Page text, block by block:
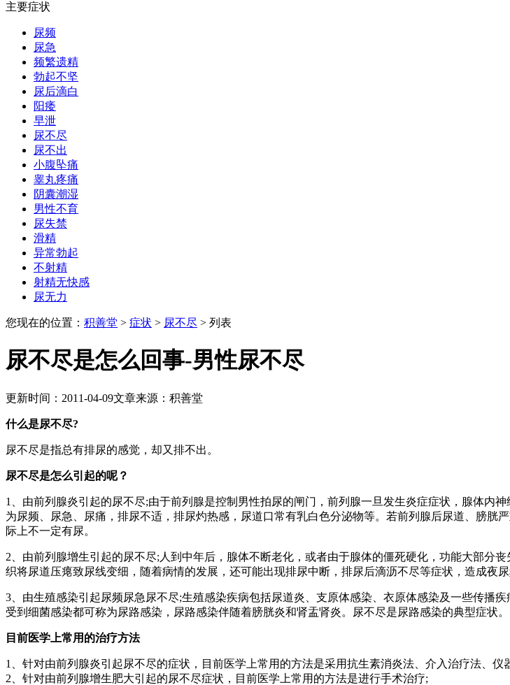
主要症状
尿频
尿急
频繁遗精
勃起不坚
尿后滴白
阳痿
早泄
尿不尽
尿不出
小腹坠痛
睾丸疼痛
阴囊潮湿
男性不育
尿失禁
滑精
异常勃起
不射精
射精无快感
尿无力
您现在的位置： 积善堂 > 症状 > 尿不尽 > 列表
尿不尽是怎么回事-男性尿不尽
更新时间：2011-04-09文章来源：积善堂
什么是尿不尽?
尿不尽是指总有排尿的感觉，却又排不出。
尿不尽是怎么引起的呢？
1、由前列腺炎引起的尿不尽;由于前列腺是控制男性拍尿的闸门，前列腺一旦发生炎症症状，腺体内
为尿频、尿急、尿痛，排尿不适，排尿灼热感，尿道口常有乳白色分泌物等。若前列腺后尿道、膀
际上不一定有尿。
2、由前列腺增生引起的尿不尽;人到中年后，腺体不断老化，或者由于腺体的僵死硬化，功能大部分
织将尿道压瘪致尿线变细，随着病情的发展，还可能出现排尿中断，排尿后滴沥不尽等症状，造成夜
3、由生殖感染引起尿频尿急尿不尽;生殖感染疾病包括尿道炎、支原体感染、衣原体感染及一些传播
受到细菌感染都可称为尿路感染，尿路感染伴随着膀胱炎和肾盂肾炎。尿不尽是尿路感染的典型症状。
目前医学上常用的治疗方法
1、针对由前列腺炎引起尿不尽的症状，目前医学上常用的方法是采用抗生素消炎法、介入治疗法、仪
2、针对由前列腺增生肥大引起的尿不尽症状，目前医学上常用的方法是进行手术治疗;